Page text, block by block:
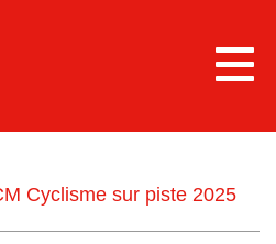
Cyclisme sur piste 2025